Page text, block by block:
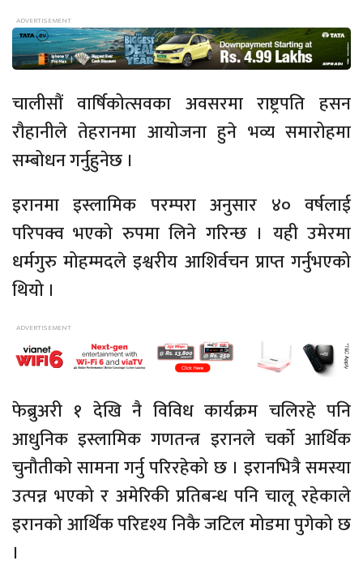
चालीसौं वार्षिकोत्सवका अवसरमा राष्ट्रपति हसन
रौहानीले तेहरानमा आयोजना हुने भव्य समारोहमा
सम्बोधन गर्नुहुनेछ ।
इरानमा इस्लामिक परम्परा अनुसार ४० वर्षलाई
परिपक्व भएको रुपमा लिने गरिन्छ । यही उमेरमा
धर्मगुरु मोहम्मदले इश्वरीय आशिर्वचन प्राप्त गर्नुभएको
थियो ।
फेब्रुअरी १ देखि नै विविध कार्यक्रम चलिरहे पनि
आधुनिक इस्लामिक गणतन्त्र इरानले चर्को आर्थिक
चुनौतीको सामना गर्नु परिरहेको छ । इरानभित्रै समस्या
उत्पन्न भएको र अमेरिकी प्रतिबन्ध पनि चालू रहेकाले
इरानको आर्थिक परिदृश्य निकै जटिल मोडमा पुगेको छ
।